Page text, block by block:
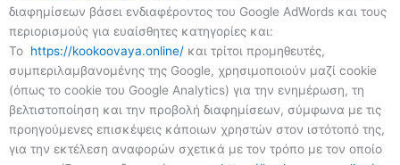
διαφημίσεων βάσει ενδιαφέροντος του Google AdWords και τους
περιορισμούς για ευαίσθητες κατηγορίες και:
To https://kookoovaya.online/ και τρίτοι προμηθευτές,
συμπεριλαμβανομένης της Google, χρησιμοποιούν μαζί cookie
(όπως το cookie του Google Analytics) για την ενημέρωση, τη
βελτιστοποίηση και την προβολή διαφημίσεων, σύμφωνα με τις
προηγούμενες επισκέψεις κάποιων χρηστών στον ιστότοπό της,
για την εκτέλεση αναφορών σχετικά με τον τρόπο με τον οποίο